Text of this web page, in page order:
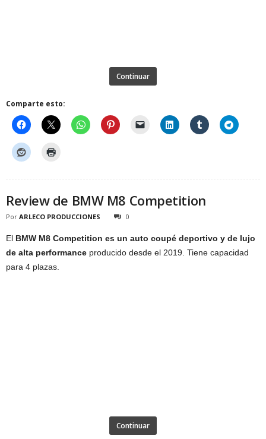
Continuar
Comparte esto:
Review de BMW M8 Competition
Por ARLECO PRODUCCIONES 0
El BMW M8 Competition es un auto coupé deportivo y de lujo
de alta performance producido desde el 2019. Tiene capacidad
para 4 plazas.
Continuar